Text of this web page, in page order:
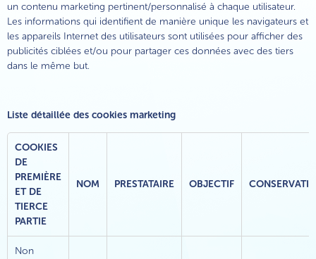
un contenu marketing pertinent/personnalisé à chaque utilisateur.
Les informations qui identifient de manière unique les navigateurs et
les appareils Internet des utilisateurs sont utilisées pour afficher des
publicités ciblées et/ou pour partager ces données avec des tiers
dans le même but.
Liste détaillée des cookies marketing
COOKIES
DE
PREMIÈRE
ET DE
TIERCE
PARTIE
NOM PRESTATAIRE OBJECTIF
Non